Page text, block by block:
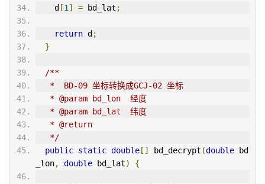
    d
[1 ] = bd_lat ;
return d ;
}
/**
   *  BD-09 坐标转换成GCJ-02 坐标
   * @param bd_lon  经度
   * @param bd_lat  纬度
   * @return
   */
public static double [] bd_decrypt (double bd
_lon, double bd_lat) {